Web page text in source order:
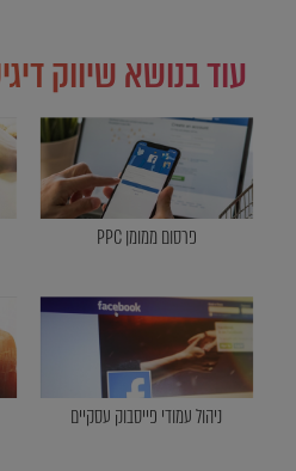
עוד בנושא שיווק
פרסום ממומן PPC
ניהול עמודי פייסבוק עסקיים